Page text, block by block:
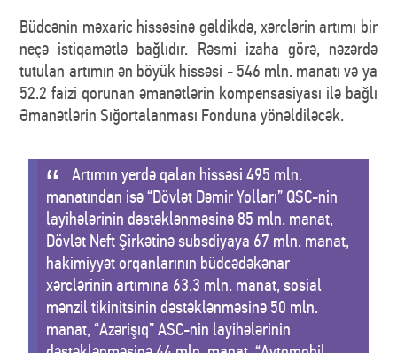
Büdcənin məxaric hissəsinə gəldikdə, xərclərin artımı bir
neçə istiqamətlə bağlıdır. Rəsmi izaha görə, nəzərdə
tutulan artımın ən böyük hissəsi - 546 mln. manatı və ya
52.2 faizi qorunan əmanətlərin kompensasiyası ilə bağlı
Əmanətlərin Sığortalanması Fonduna yönəldiləcək.
Artımın yerdə qalan hissəsi 495 mln.
manatından isə “Dövlət Dəmir Yolları” QSC-nin
layihələrinin dəstəklənməsinə 85 mln. manat,
Dövlət Neft Şirkətinə subsdiyaya 67 mln. manat,
hakimiyyət orqanlarının büdcədəkənar
xərclərinin artımına 63.3 mln. manat, sosial
mənzil tikinitsinin dəstəklənməsinə 50 mln.
manat, “Azərişıq” ASC-nin layihələrinin